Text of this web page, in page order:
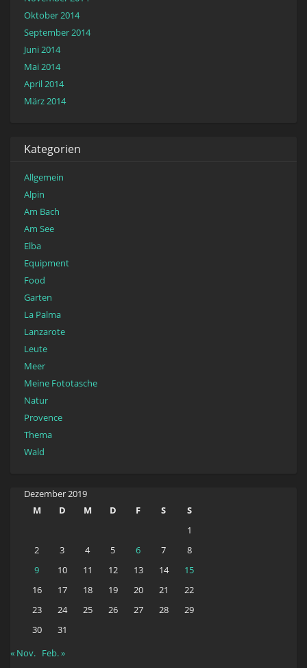
Oktober 2014
September 2014
Juni 2014
Mai 2014
April 2014
März 2014
Kategorien
Allgemein
Alpin
Am Bach
Am See
Elba
Equipment
Food
Garten
La Palma
Lanzarote
Leute
Meer
Meine Fototasche
Natur
Provence
Thema
Wald
Dezember 2019
M
D M D F S
S
1
2
3 4 5 6 7
8
9
10 11 12 13 14
15
16
17 18 19 20 21
22
23
24 25 26 27 28
29
30
31
« Nov. Feb. »